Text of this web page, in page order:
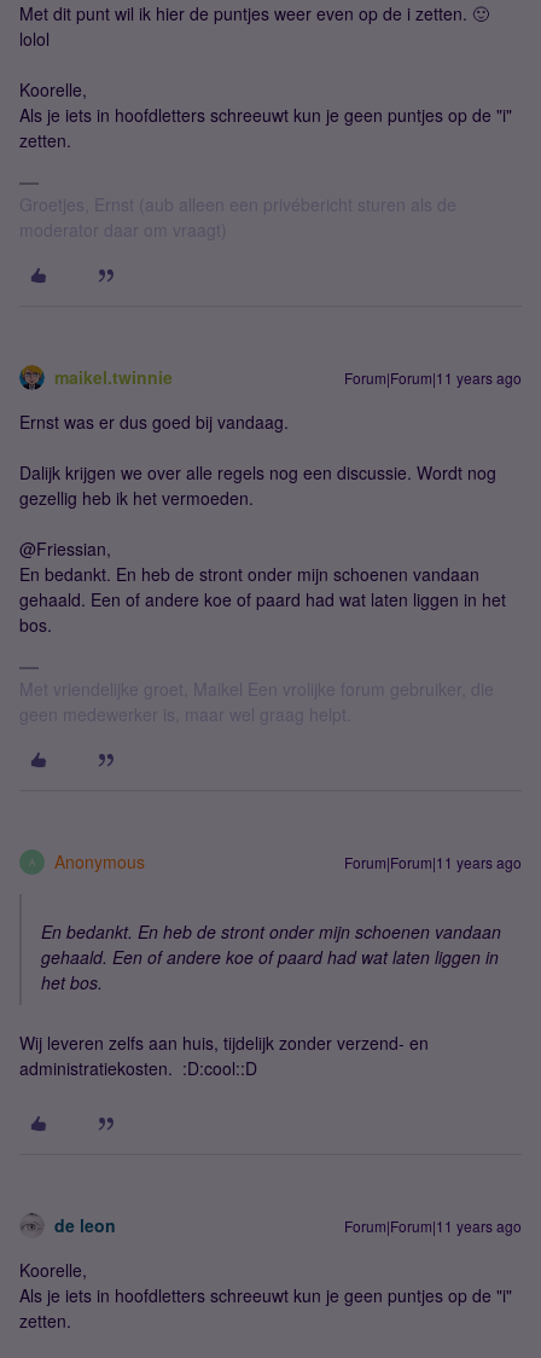
Met dit punt wil ik hier de puntjes weer even op de i zetten. 🙂
lolol
Koorelle,
Als je iets in hoofdletters schreeuwt kun je geen puntjes op de "i"
zetten.
Groetjes, Ernst (aub alleen een privébericht sturen als de
moderator daar om vraagt)
maikel.twinnie Forum|Forum|11 years ago
Ernst was er dus goed bij vandaag.
Dalijk krijgen we over alle regels nog een discussie. Wordt nog
gezellig heb ik het vermoeden.
@Friessian,
En bedankt. En heb de stront onder mijn schoenen vandaan
gehaald. Een of andere koe of paard had wat laten liggen in het
bos.
Met vriendelijke groet, Maikel Een vrolijke forum gebruiker, die
geen medewerker is, maar wel graag helpt.
A Anonymous Forum|Forum|11 years ago
En bedankt. En heb de stront onder mijn schoenen vandaan
gehaald. Een of andere koe of paard had wat laten liggen in
het bos.
Wij leveren zelfs aan huis, tijdelijk zonder verzend- en
administratiekosten. :D:cool::D
de leon Forum|Forum|11 years ago
Koorelle,
Als je iets in hoofdletters schreeuwt kun je geen puntjes op de "i"
zetten.